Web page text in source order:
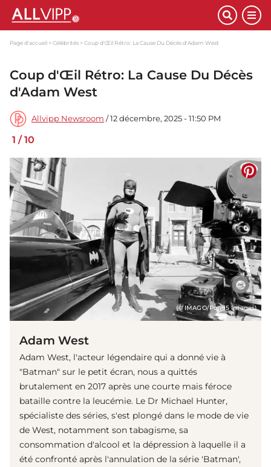
Page d'accueil Célébrités Coup d'Œil Rétro: La Cause Du Décès d'Adam West
Coup d'Œil Rétro: La Cause Du Décès
d'Adam West
Allvipp Newsroom / 12 décembre, 2025 - 11:50 PM
1 /10
(© IMAGO/Pond5 Images)
Adam West
Adam West, l'acteur légendaire qui a donné vie à
"Batman" sur le petit écran, nous a quittés
brutalement en 2017 après une courte mais féroce
bataille contre la leucémie. Le Dr Michael Hunter,
spécialiste des séries, s'est plongé dans le mode de vie
de West, notamment son tabagisme, sa
consommation d'alcool et la dépression à laquelle il a
été confronté après l'annulation de la série 'Batman',